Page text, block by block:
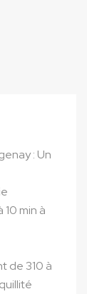
: Un
min à
de 310 à